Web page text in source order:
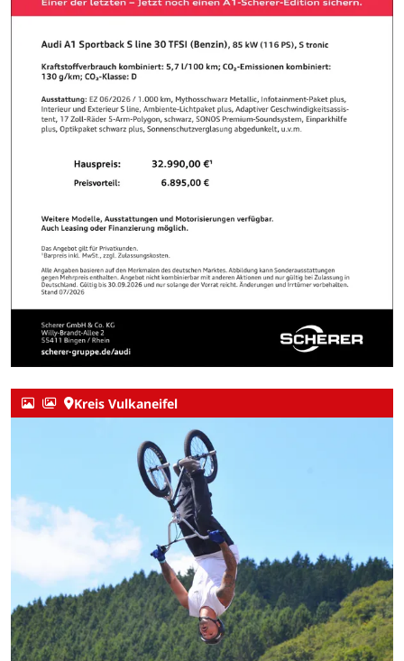
Kreis Vulkaneifel